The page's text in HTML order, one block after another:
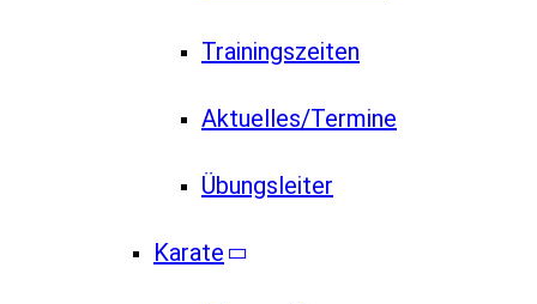
Trainingszeiten
Aktuelles/Termine
Übungsleiter
Karate